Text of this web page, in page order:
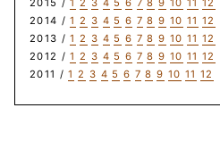
2015 /1 2 3 4 5 6 7 8 9 10 11 12
2014 /1 2 3 4 5 6 7 8 9 10 11 12
2013 /1 2 3 4 5 6 7 8 9 10 11 12
2012 /1 2 3 4 5 6 7 8 9 10 11 12
2011 /1 2 3 4 5 6 7 8 9 10 11 12